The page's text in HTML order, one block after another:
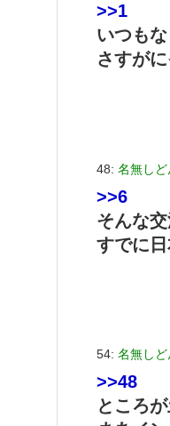
>>1
いつも
さすが
48: 名無しど
>>6
そんな
すでに
54: 名無しど
>>48
ところ